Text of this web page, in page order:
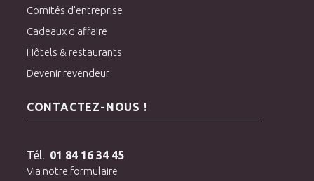
Comités d'entreprise
Cadeaux d'affaire
Hôtels & restaurants
Devenir revendeur
CONTACTEZ-NOUS !
Tél. 01 84 16 34 45
Via notre formulaire